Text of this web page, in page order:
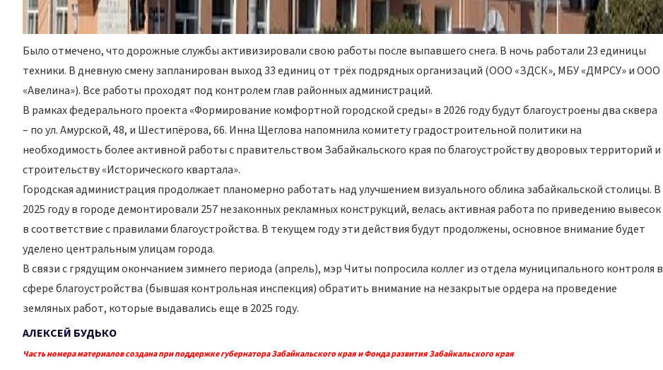
Было отмечено, что дорожные службы активизировали свою работы после выпавшего снега. В ночь работали 23 единицы
техники. В дневную смену запланирован выход 33 единиц от трёх подрядных организаций (ООО «ЗДСК», МБУ «ДМРСУ» и ООО
«Авелина»). Все работы проходят под контролем глав районных администраций.
В рамках федерального проекта «Формирование комфортной городской среды» в 2026 году будут благоустроены два сквера
– по ул. Амурской, 48, и Шестипёрова, 66. Инна Щеглова напомнила комитету градостроительной политики на
необходимость более активной работы с правительством Забайкальского края по благоустройству дворовых территорий и
строительству «Исторического квартала».
Городская администрация продолжает планомерно работать над улучшением визуального облика забайкальской столицы. В
2025 году в городе демонтировали 257 незаконных рекламных конструкций, велась активная работа по приведению вывесок
в соответствие с правилами благоустройства. В текущем году эти действия будут продолжены, основное внимание будет
уделено центральным улицам города.
В связи с грядущим окончанием зимнего периода (апрель), мэр Читы попросила коллег из отдела муниципального контроля в
сфере благоустройства (бывшая контрольная инспекция) обратить внимание на незакрытые ордера на проведение
земляных работ, которые выдавались еще в 2025 году.
АЛЕКСЕЙ БУДЬКО
Часть номера материалов создана при поддержке губернатора Забайкальского края и Фонда развития Забайкальского края